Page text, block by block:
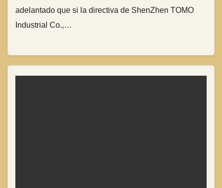
adelantado que si la directiva de ShenZhen TOMO
Industrial Co.,…